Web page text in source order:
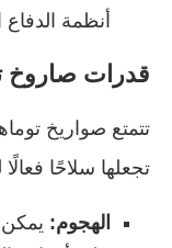
أنظمة
قدرات صاروخ
تتمتع صواريخ
تجعلها سلاحًا
الهجوم: